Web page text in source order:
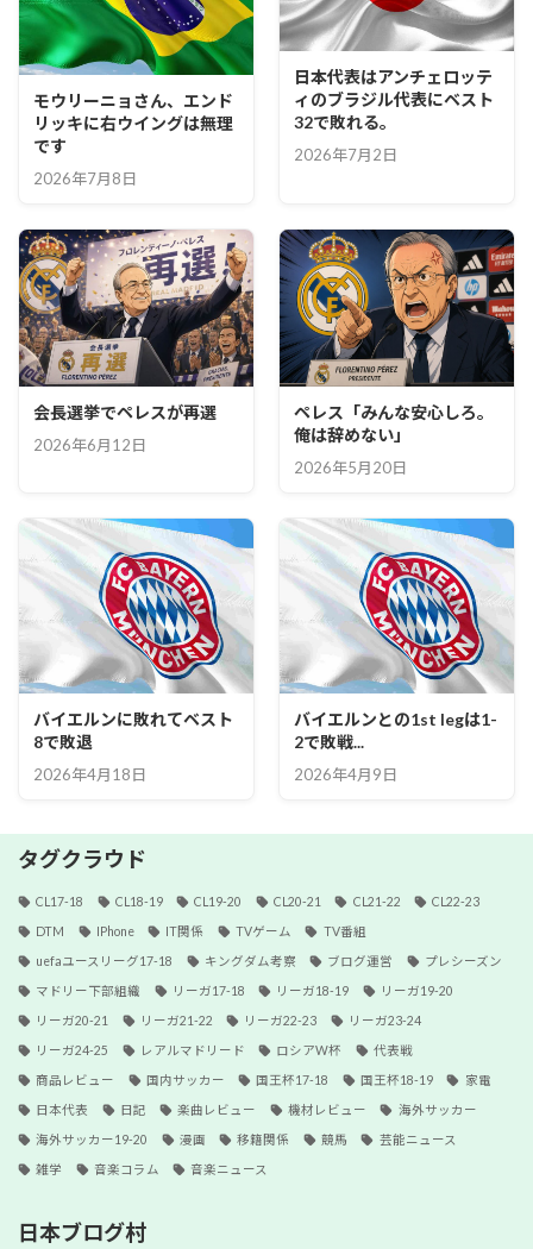
モウリーニョさん、エンド
リッキに右ウイングは無理
です
2026年7月8日
日本代表はアンチェロッテ
ィのブラジル代表にベスト
32で敗れる。
2026年7月2日
会長選挙でペレスが再選
2026年6月12日
ペレス「みんな安心しろ。
俺は辞めない」
2026年5月20日
バイエルンに敗れてベスト
8で敗退
2026年4月18日
バイエルンとの1st legは1-
2で敗戦...
2026年4月9日
タグクラウド
CL17-18 CL18-19 CL19-20 CL20-21 CL21-22 CL22-23
DTM IPhone IT関係 TVゲーム TV番組
uefaユースリーグ17-18 キングダム考察 ブログ運営 プレシーズン
マドリー下部組織 リーガ17-18 リーガ18-19 リーガ19-20
リーガ20-21 リーガ21-22 リーガ22-23 リーガ23-24
リーガ24-25 レアルマドリード ロシアW杯 代表戦
商品レビュー 国内サッカー 国王杯17-18 国王杯18-19 家電
日本代表 日記 楽曲レビュー 機材レビュー 海外サッカー
海外サッカー19-20 漫画 移籍関係 競馬 芸能ニュース
雑学 音楽コラム 音楽ニュース
日本ブログ村